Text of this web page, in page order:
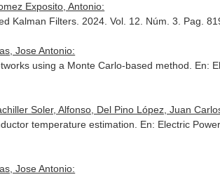
Exposito, Antonio:
Kalman Filters. 2024. Vol. 12. Núm. 3. Pag.
Jose Antonio:
using a Monte Carlo-based method. En:
Soler, Alfonso, Del Pino López, Juan
temperature estimation. En: Electric
Jose Antonio: